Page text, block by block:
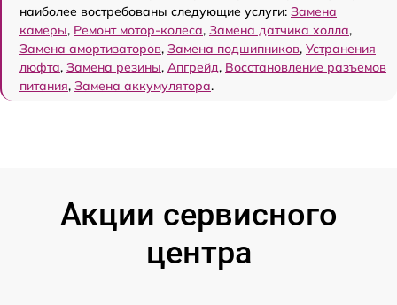
наиболее востребованы следующие услуги: Замена
камеры, Ремонт мотор-колеса, Замена датчика холла,
Замена амортизаторов, Замена подшипников, Устранения
люфта, Замена резины, Апгрейд, Восстановление разъемов
питания, Замена аккумулятора.
Акции сервисного
центра